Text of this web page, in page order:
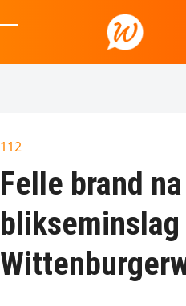
to
mobile
mobile
112
Felle brand na
blikseminslag